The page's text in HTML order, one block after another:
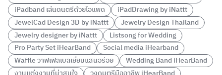
iPadband เล่นดนตรีด้วยไอแพด
iPadDrawing by iNattt
JewelCad Design 3D by iNattt
Jewelry Design Thailand
Jewelry designer by iNattt
Listsong for Wedding
Pro Party Set iHearBand
Social media iHearband
Waffle วาฟเฟิลเบลเยี่ยมแสนอร่อย
Wedding Band iHearBand